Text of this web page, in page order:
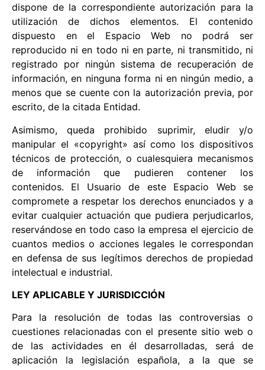
dispone de la correspondiente autorización para la
utilización de dichos elementos. El contenido
dispuesto en el Espacio Web no podrá ser
reproducido ni en todo ni en parte, ni transmitido, ni
registrado por ningún sistema de recuperación de
información, en ninguna forma ni en ningún medio, a
menos que se cuente con la autorización previa, por
escrito, de la citada Entidad.
Asimismo, queda prohibido suprimir, eludir y/o
manipular el «copyright» así como los dispositivos
técnicos de protección, o cualesquiera mecanismos
de información que pudieren contener los
contenidos. El Usuario de este Espacio Web se
compromete a respetar los derechos enunciados y a
evitar cualquier actuación que pudiera perjudicarlos,
reservándose en todo caso la empresa el ejercicio de
cuantos medios o acciones legales le correspondan
en defensa de sus legítimos derechos de propiedad
intelectual e industrial.
LEY APLICABLE Y JURISDICCIÓN
Para la resolución de todas las controversias o
cuestiones relacionadas con el presente sitio web o
de las actividades en él desarrolladas, será de
aplicación la legislación española, a la que se